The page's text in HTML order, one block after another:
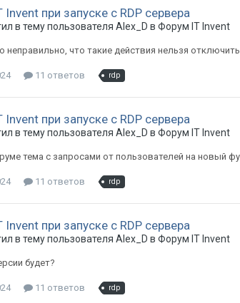
Invent при запуске с RDP сервера
в тему пользователя Alex_D в Форум IT Invent
неправильно, что такие действия нельзя
11 ответов rdp
Invent при запуске с RDP сервера
в тему пользователя Alex_D в Форум IT Invent
тема с запросами от пользователей на новый
11 ответов rdp
Invent при запуске с RDP сервера
в тему пользователя Alex_D в Форум IT Invent
будет?
11 ответов rdp